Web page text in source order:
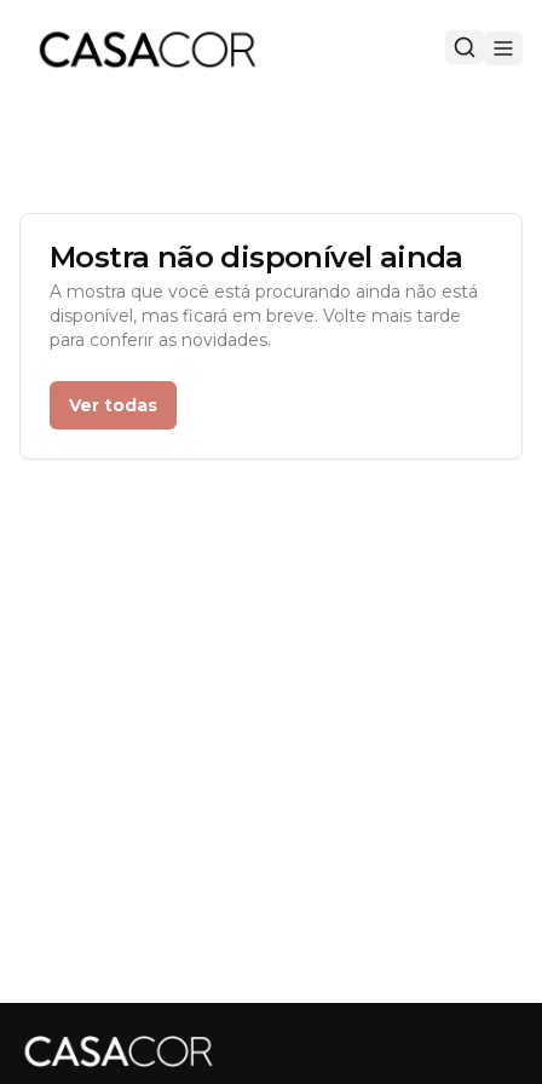
Mostra não disponível ainda
A mostra que você está procurando ainda não está
disponível, mas ficará em breve. Volte mais tarde
para conferir as novidades.
Ver todas